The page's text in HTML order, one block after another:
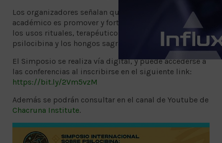
Los organizadores señalan que el objetivo del evento
académico es promover y fortalecer el diálogo sobre
los usos rituales, terapéuticos y científicos de la
psilocibina y los hongos sagrados.
El Simposio se realiza vía digital, y puede accederse a
las conferencias al inscribirse en el siguiente link:
https://bit.ly/2Vm5vzM
Además se podrán consultar en el canal de Youtube de
Chacruna Institute.